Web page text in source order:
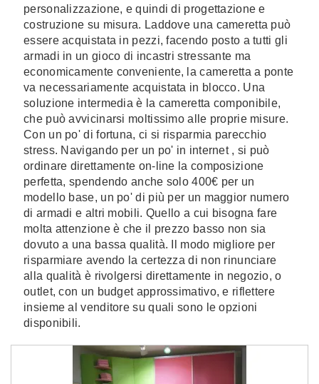
personalizzazione, e quindi di progettazione e
costruzione su misura. Laddove una cameretta può
essere acquistata in pezzi, facendo posto a tutti gli
armadi in un gioco di incastri stressante ma
economicamente conveniente, la cameretta a ponte
va necessariamente acquistata in blocco. Una
soluzione intermedia è la cameretta componibile,
che può avvicinarsi moltissimo alle proprie misure.
Con un po' di fortuna, ci si risparmia parecchio
stress. Navigando per un po' in internet , si può
ordinare direttamente on-line la composizione
perfetta, spendendo anche solo 400€ per un
modello base, un po' di più per un maggior numero
di armadi e altri mobili. Quello a cui bisogna fare
molta attenzione è che il prezzo basso non sia
dovuto a una bassa qualità. Il modo migliore per
risparmiare avendo la certezza di non rinunciare
alla qualità è rivolgersi direttamente in negozio, o
outlet, con un budget approssimativo, e riflettere
insieme al venditore su quali sono le opzioni
disponibili.